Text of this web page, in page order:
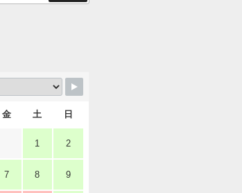
索
金 土 日
1 2
7 8 9